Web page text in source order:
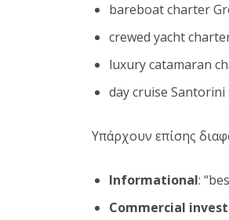
bareboat charter
crewed yacht
luxury catamaran
day cruise
Υπάρχουν επίσης
Informational:
Commercial